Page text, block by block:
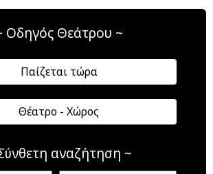
Οδηγός Θεάτρου ~
Παίζεται τώρα
Θέατρο - Χώρος
αναζήτηση ~